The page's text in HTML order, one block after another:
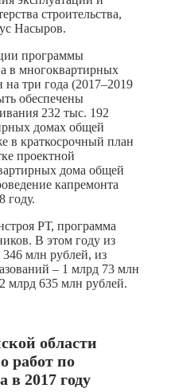
строительства,
Насыров.
программы
в многоквартирных
на три года (2017–2019
обеспечены
232 тыс. 192
домах общей
в краткосрочный план
проектной
дома общей
капремонта
году.
РТ, программа
В этом году из
млн рублей, из
– 1 млрд 73 млн
млрд 635 млн рублей.
области
работ по
в 2017 году